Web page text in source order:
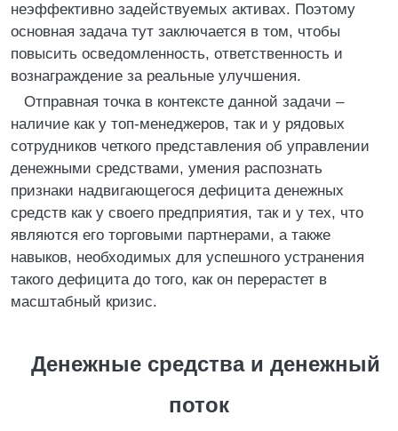
неэффективно задействуемых активах. Поэтому
основная задача тут заключается в том, чтобы
повысить осведомленность, ответственность и
вознаграждение за реальные улучшения.
Отправная точка в контексте данной задачи –
наличие как у топ-менеджеров, так и у рядовых
сотрудников четкого представления об управлении
денежными средствами, умения распознать
признаки надвигающегося дефицита денежных
средств как у своего предприятия, так и у тех, что
являются его торговыми партнерами, а также
навыков, необходимых для успешного устранения
такого дефицита до того, как он перерастет в
масштабный кризис.
Денежные средства и денежный
поток